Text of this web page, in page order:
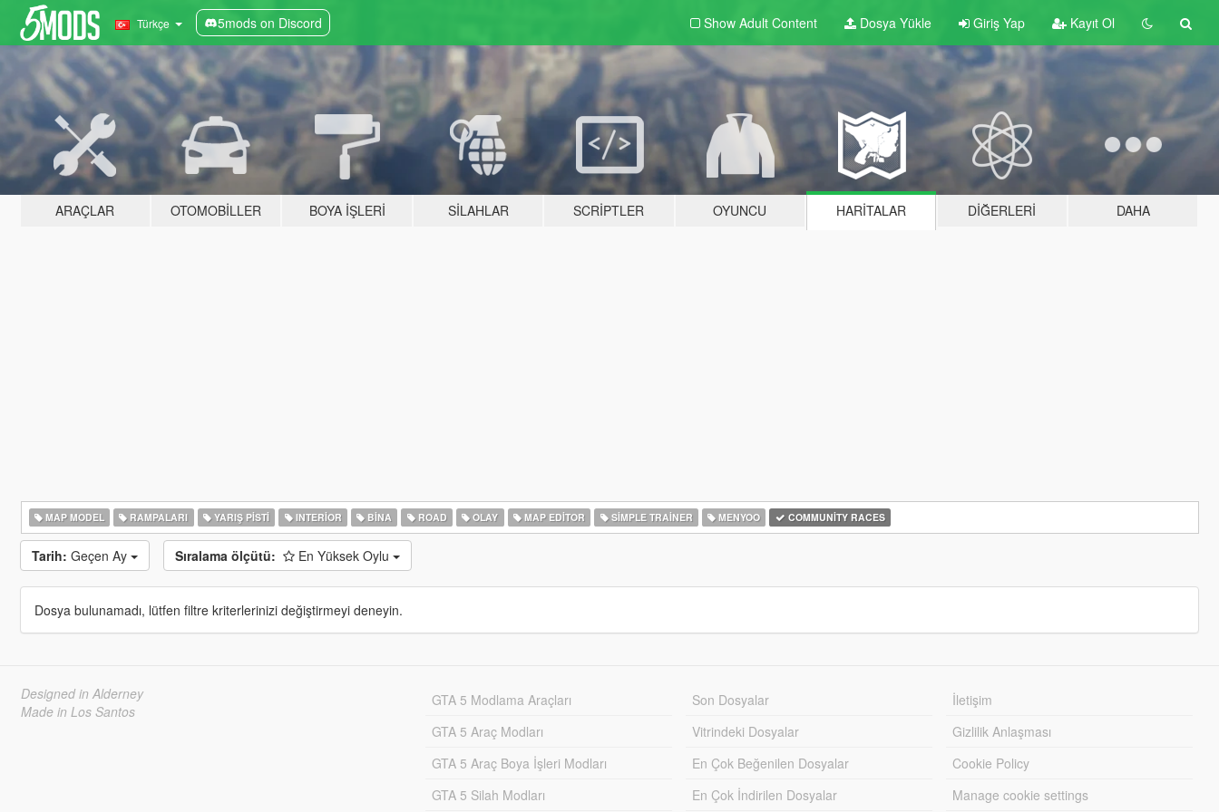
Türkçe 5mods on Discord Show Adult Content Dosya Yükle Giriş Yap Kayıt Ol
ARAÇLAR OTOMOBILLER BOYA İŞLERI SILAHLAR SCRIPTLER OYUNCU HARITALAR DIĞERLERI DAHA
MAP MODEL RAMPALARI YARIŞ PISTI INTERIOR BINA ROAD OLAY MAP EDITOR SIMPLE TRAINER MENYOO COMMUNITY RACES
Tarih: Geçen Ay Sıralama ölçütü: En Yüksek Oylu
Dosya bulunamadı, lütfen filtre kriterlerinizi değiştirmeyi deneyin.
Designed in Alderney
Made in Los Santos
GTA 5 Modlama Araçları
GTA 5 Araç Modları
GTA 5 Araç Boya İşleri Modları
GTA 5 Silah Modları
Son Dosyalar
Vitrindeki Dosyalar
En Çok Beğenilen Dosyalar
En Çok İndirilen Dosyalar
İletişim
Gizlilik Anlaşması
Cookie Policy
Manage cookie settings